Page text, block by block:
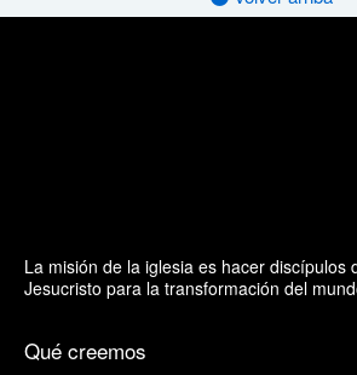
La misión de la iglesia es hacer discípulos
Jesucristo para la transformación del
Qué creemos